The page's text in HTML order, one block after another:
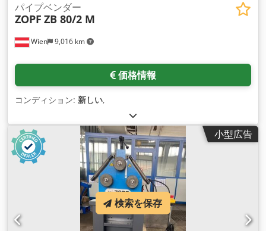
Wien 9,016 km
パイプベンダー
ZOPF ZB 80/2 M
価格情報
コンディション: 新しい,
小型広告
検索を保存